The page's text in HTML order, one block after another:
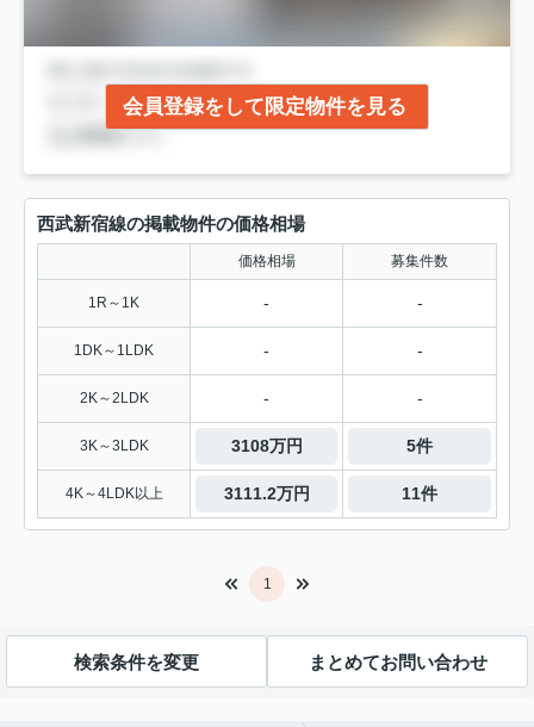
会員登録をして限定物件を見る
西武新宿線の掲載物件の価格相場
価格相場 募集件数
1R～1K - -
1DK～1LDK - -
2K～2LDK - -
3K～3LDK 3108万円 5件
4K～4LDK以上 3111.2万円 11件
1
検索条件を変更 まとめてお問い合わせ